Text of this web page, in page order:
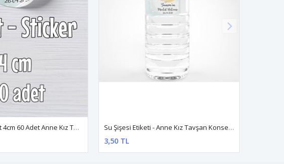
İsme Özel Etiket 4cm 60 Adet Anne Kız Tavşan Konsept Su Şişesi Etiketi - Anne Kız Tavşan Konsept
3,50 TL